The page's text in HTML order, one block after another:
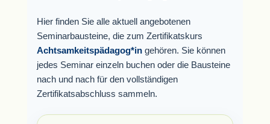
Hier finden Sie alle aktuell angebotenen
Seminarbausteine, die zum Zertifikatskurs
Achtsamkeitspädagog*ingehören. Sie können
jedes Seminar einzeln buchen oder die Bausteine
nach und nach für den vollständigen
Zertifikatsabschluss sammeln.